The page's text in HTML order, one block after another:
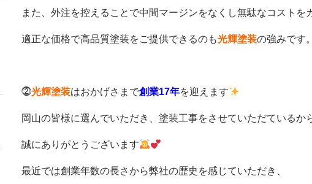
また、外注を控えることで中間マージンをなくし無駄なコストを
適正な価格で高品質塗装をご提供できるのも光輝塗装の強みです。
⓶光輝塗装はおかげさまで創業17年を迎えます
岡山の皆様に選んでいただき、塗装工事をさせていただているか
誠にありがとうございます
最近では創業年数の長さから弊社の歴史を感じていただき、